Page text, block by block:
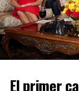
El primer